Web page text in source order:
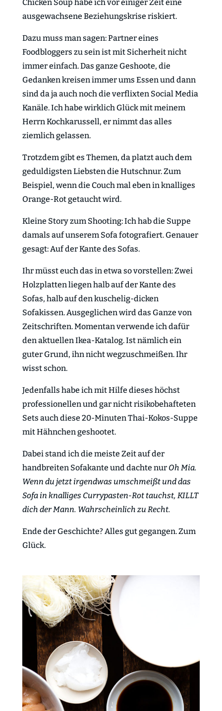
Chicken Soup habe ich vor einiger Zeit eine
ausgewachsene Beziehungskrise riskiert.
Dazu muss man sagen: Partner eines
Foodbloggers zu sein ist mit Sicherheit nicht
immer einfach. Das ganze Geshoote, die
Gedanken kreisen immer ums Essen und dann
sind da ja auch noch die verflixten Social Media
Kanäle. Ich habe wirklich Glück mit meinem
Herrn Kochkarussell, er nimmt das alles
ziemlich gelassen.
Trotzdem gibt es Themen, da platzt auch dem
geduldigsten Liebsten die Hutschnur. Zum
Beispiel, wenn die Couch mal eben in knalliges
Orange-Rot getaucht wird.
Kleine Story zum Shooting: Ich hab die Suppe
damals auf unserem Sofa fotografiert. Genauer
gesagt: Auf der Kante des Sofas.
Ihr müsst euch das in etwa so vorstellen: Zwei
Holzplatten liegen halb auf der Kante des
Sofas, halb auf den kuschelig-dicken
Sofakissen. Ausgeglichen wird das Ganze von
Zeitschriften. Momentan verwende ich dafür
den aktuellen Ikea-Katalog. Ist nämlich ein
guter Grund, ihn nicht wegzuschmeißen. Ihr
wisst schon.
Jedenfalls habe ich mit Hilfe dieses höchst
professionellen und gar nicht risikobehafteten
Sets auch diese 20-Minuten Thai-Kokos-Suppe
mit Hähnchen geshootet.
Dabei stand ich die meiste Zeit auf der
handbreiten Sofakante und dachte nur Oh Mia.
Wenn du jetzt irgendwas umschmeißt und das
Sofa in knalliges Currypasten-Rot tauchst, KILLT
dich der Mann. Wahrscheinlich zu Recht.
Ende der Geschichte? Alles gut gegangen. Zum
Glück.